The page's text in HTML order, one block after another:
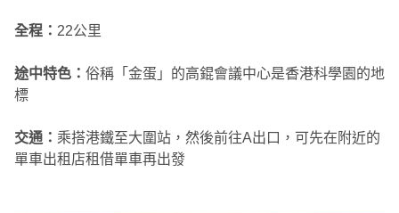
全程： 22公里
途中特色： 俗稱「金蛋」的高錕會議中心是香港科學園的地
標
交通： 乘搭港鐵至大圍站，然後前往A出口，可先在附近的
單車出租店租借單車再出發